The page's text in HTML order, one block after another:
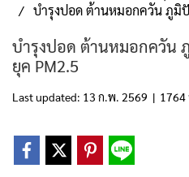
บำรุงปอด ต้านหมอกควัน ภูมิ
บำรุงปอด ต้านหมอกควัน
ยุค PM2.5
Last updated: 13 ก.พ. 2569 | 1764